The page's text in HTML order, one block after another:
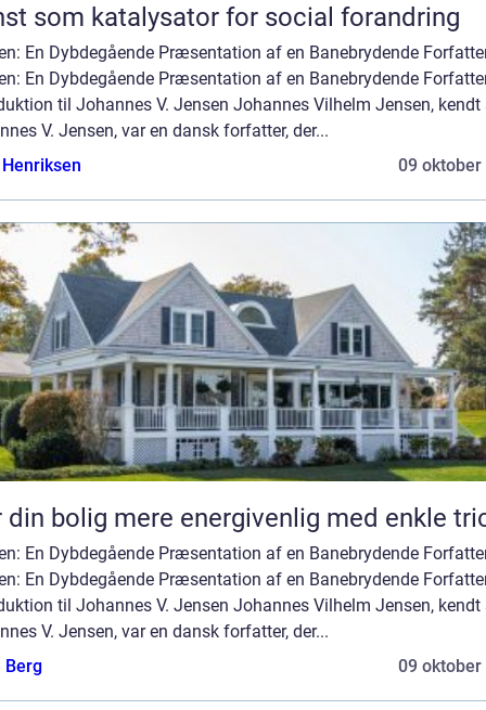
som katalysator for social forandring
En Dybdegående Præsentation af en Banebrydende
En Dybdegående Præsentation af en Banebrydende
til Johannes V. Jensen Johannes Vilhelm Jensen, kendt
V. Jensen, var en dansk forfatter, der...
09 oktober
din bolig mere energivenlig med enkle
En Dybdegående Præsentation af en Banebrydende
En Dybdegående Præsentation af en Banebrydende
til Johannes V. Jensen Johannes Vilhelm Jensen, kendt
V. Jensen, var en dansk forfatter, der...
Berg
09 oktober